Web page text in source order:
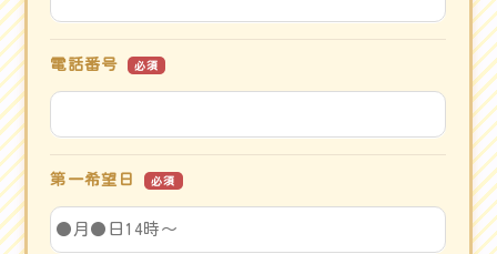
電話番号 必須
第一希望日 必須